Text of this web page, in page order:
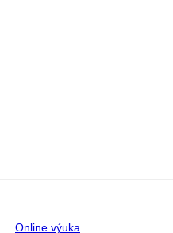
Online výuka